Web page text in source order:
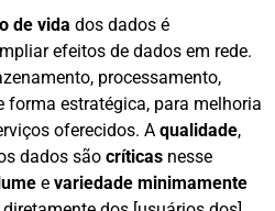
de vida dos dados é
efeitos de dados em rede.
processamento,
forma estratégica, para melhoria
oferecidos. A qualidade,
dados são críticas nesse
e variedade minimamente